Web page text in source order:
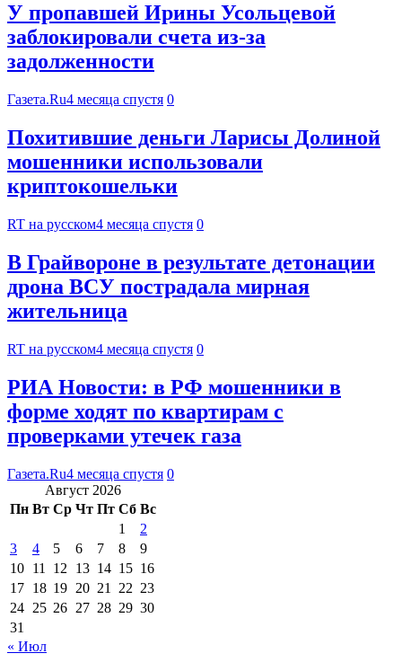
У пропавшей Ирины Усольцевой
заблокировали счета из-за
задолженности
Газета.Ru4 месяца спустя 0
Похитившие деньги Ларисы Долиной
мошенники использовали
криптокошельки
RT на русском4 месяца спустя 0
В Грайвороне в результате детонации
дрона ВСУ пострадала мирная
жительница
RT на русском4 месяца спустя 0
РИА Новости: в РФ мошенники в
форме ходят по квартирам с
проверками утечек газа
Газета.Ru4 месяца спустя 0
Август 2026
Пн Вт Ср Чт Пт Сб Вс
1
2
3
4 5 6 7 8
9
10 11 12 13 14 15 16
17 18 19 20 21 22 23
24 25 26 27 28 29 30
31
« Июл